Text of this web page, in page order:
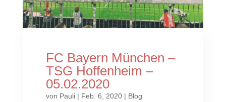
FC Bayern München –
TSG Hoffenheim –
05.02.2020
von Pauli| Feb. 6, 2020| Blog